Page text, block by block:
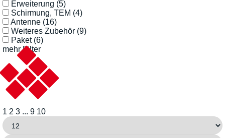
Erweiterung (5)
Schirmung, TEM (4)
Antenne (16)
Weiteres Zubehör (9)
Paket (6)
mehr Filter
1 2 3 ... 9 10